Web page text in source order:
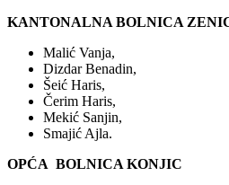
KANTONALNA BOLNICA
Malić Vanja,
Dizdar Benadin,
Šeić Haris,
Čerim Haris,
Mekić Sanjin,
Smajić Ajla.
OPĆA BOLNICA KONJIC